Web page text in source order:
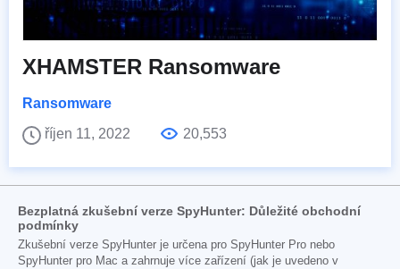
XHAMSTER Ransomware
Ransomware
říjen 11, 2022
20,553
Bezplatná zkušební verze SpyHunter: Důležité obchodní
podmínky
Zkušební verze SpyHunter je určena pro SpyHunter Pro nebo
SpyHunter pro Mac a zahrnuje více zařízení (jak je uvedeno v